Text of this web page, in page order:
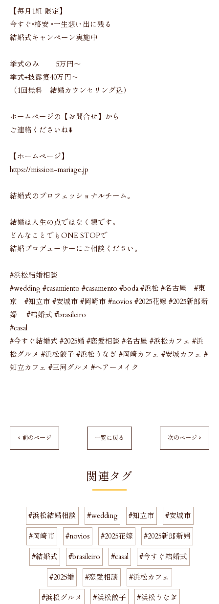
【毎月1組 限定】
今すぐ•格安 •一生想い出に残る
結婚式キャンペーン実施中
挙式のみ 5万円〜
挙式+披露宴40万円〜
（1回無料 結婚カウンセリング込）
ホームページの【お問合せ】から
ご連絡くださいね⬇️
【ホームページ】
https://mission-mariage.jp
結婚式のプロフェッショナルチーム。
結婚は人生の点ではなく線です。
どんなことでもONE STOPで
結婚プロデューサーにご相談ください。
#浜松結婚相談
#wedding #casamiento #casamento #boda #浜松 #名古屋 #東
京 #知立市 #安城市 #岡崎市 #novios #2025花嫁 #2025新郎新
婦 #結婚式 #brasileiro
#casal
#今すぐ結婚式 #2025婚 #恋愛相談 #名古屋 #浜松カフェ #浜
松グルメ #浜松餃子 #浜松うなぎ #岡崎カフェ #安城カフェ #
知立カフェ #三河グルメ #ヘアーメイク
< 前のページ 一覧に戻る 次のページ >
関連タグ
#浜松結婚相談 #wedding #知立市 #安城市
#岡崎市 #novios #2025花嫁 #2025新郎新婦
#結婚式 #brasileiro #casal #今すぐ結婚式
#2025婚 #恋愛相談 #浜松カフェ
#浜松グルメ #浜松餃子 #浜松うなぎ